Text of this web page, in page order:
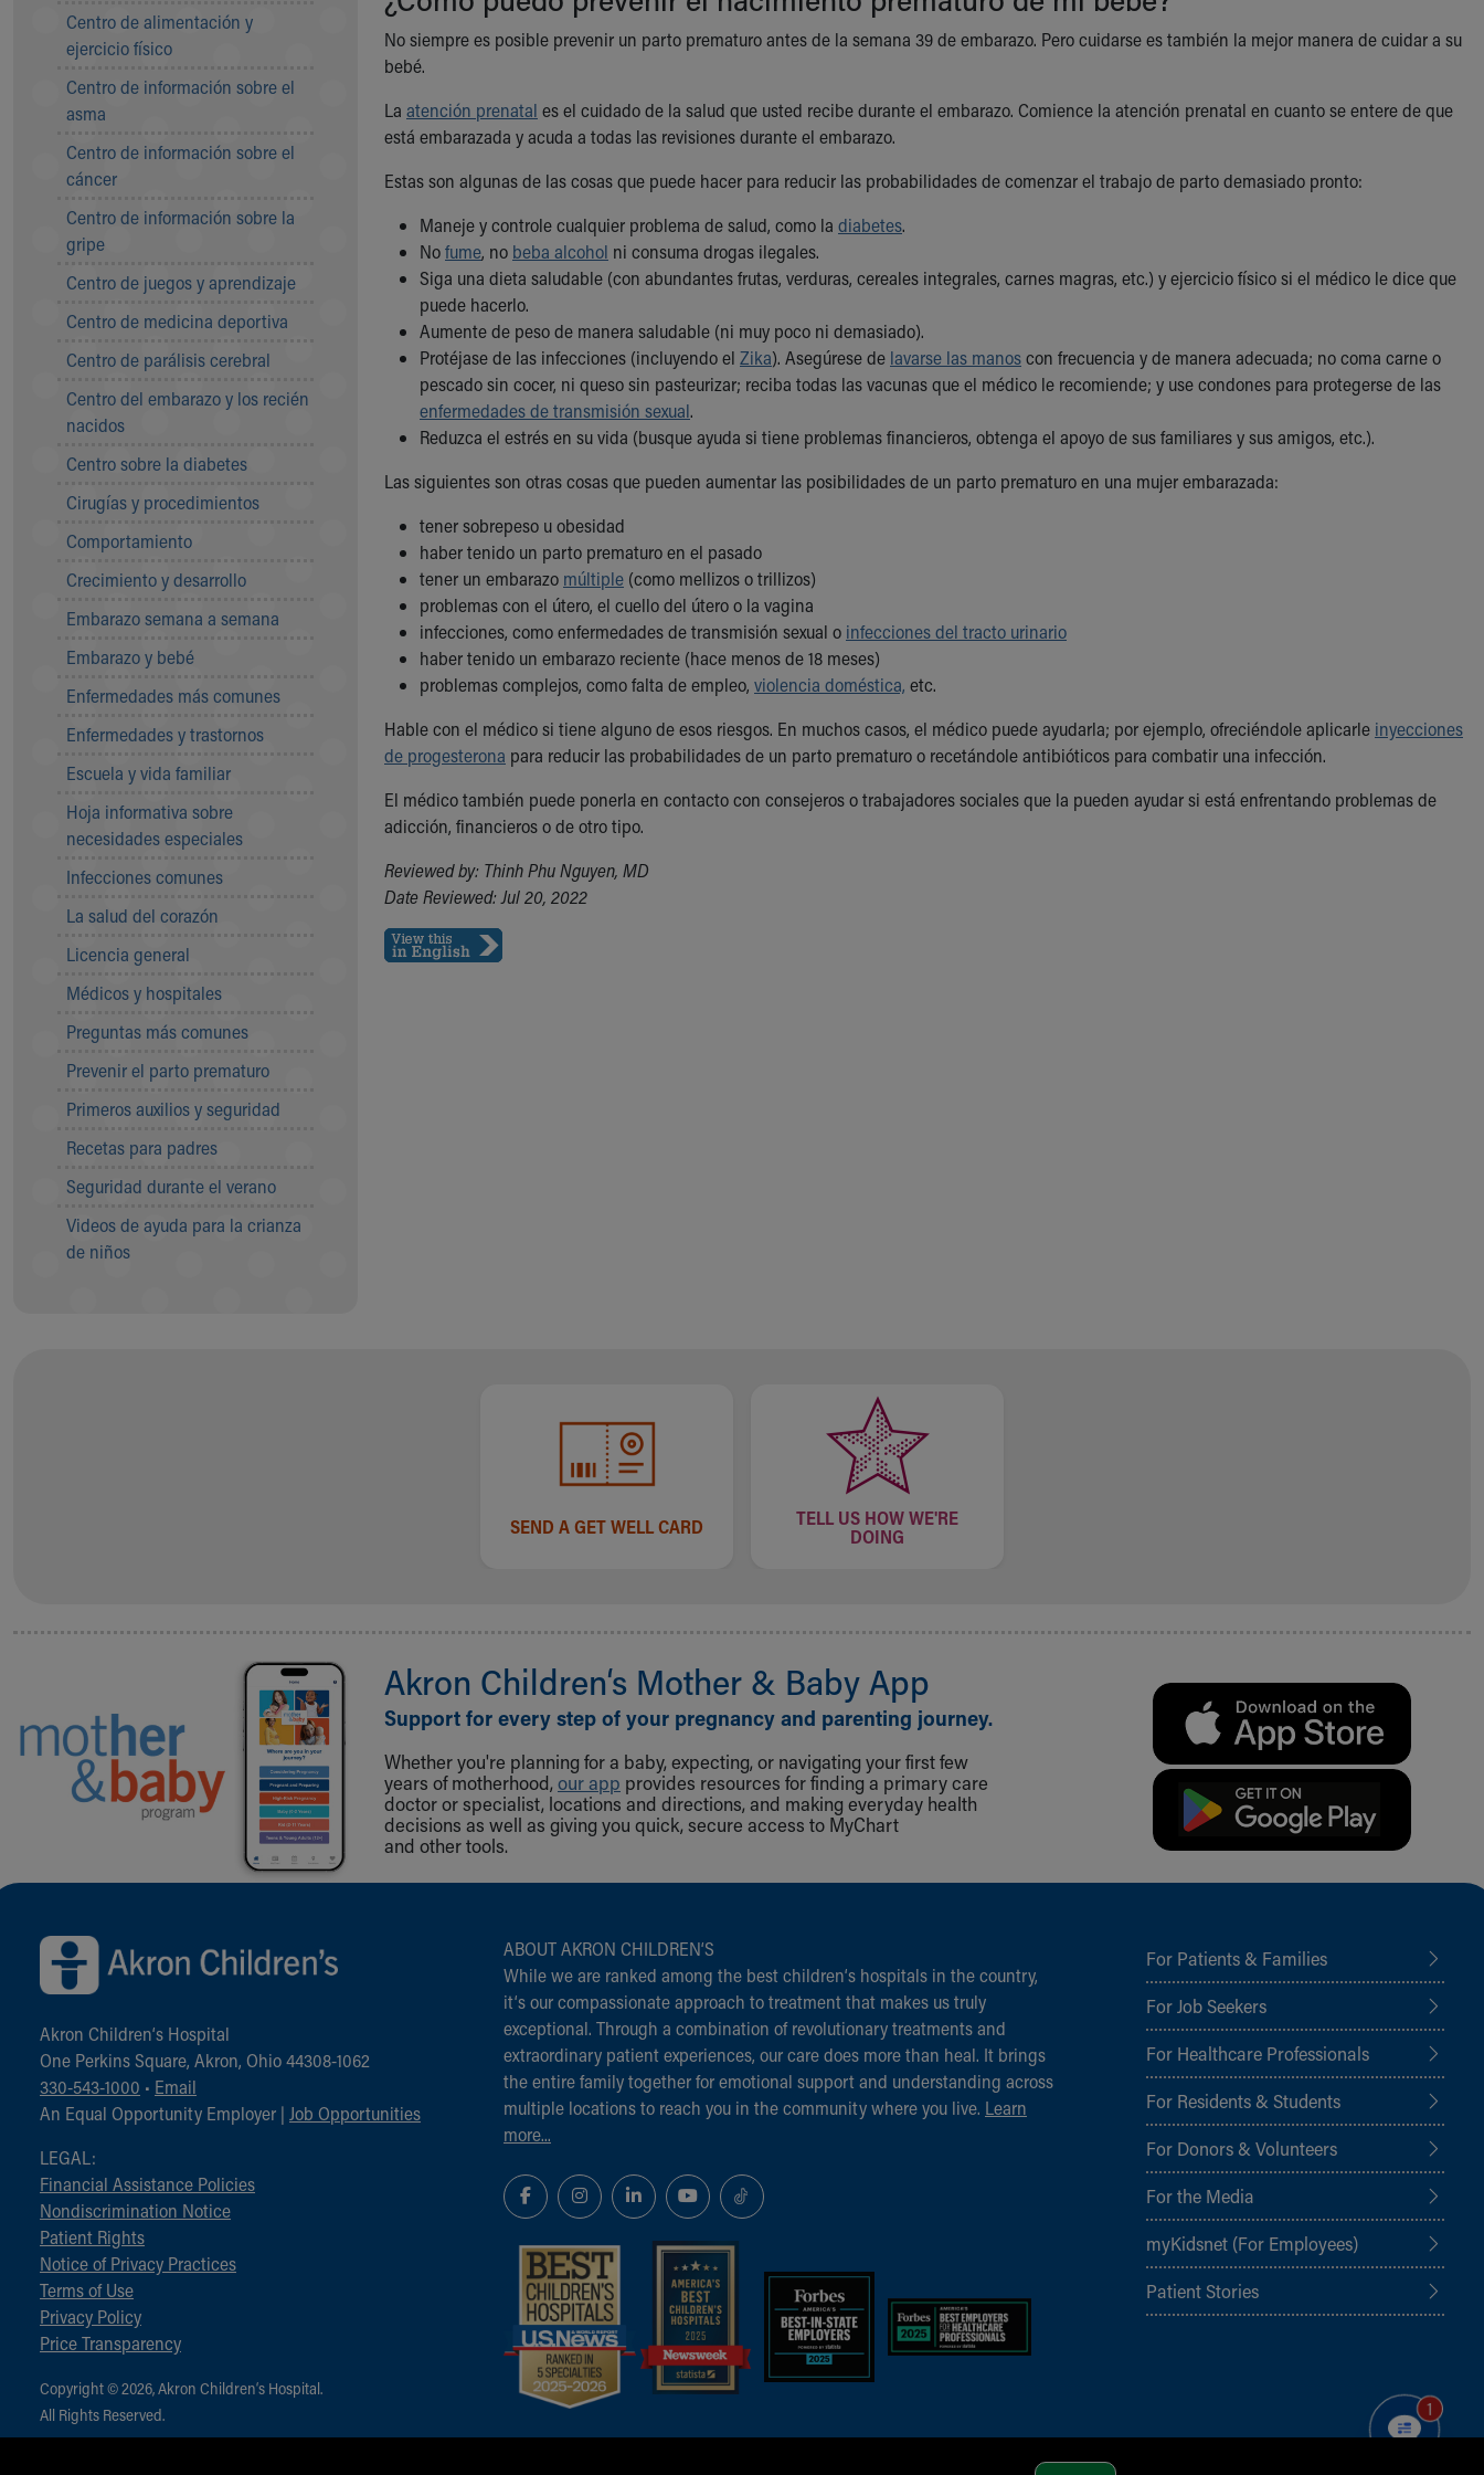
Symptom Checker
Financial Services
Price Estimates
Family Supports
Sports Health Services Provider for Akron Zips
New Parents
Find a Pediatrics Location
MyChart
Make an Appointment
Breastfeeding Medicine
Safe Sleep for Babies
Safe Sleep
Who We Are
Building a Brighter Future
Our Mission, Vision, Promise
Community Mission
Connect With Us
Our Culture of Caring
Our Leadership
Quality and Patient Safety
Unity and Engagement
Women's Board
Our History
Cincinnati Children's
Your Visit
MyChart Telehealth Visits
Doggie Brigade
During Your Visit
Rest Accommodations
Visiting
Department of Public Safety
Health Info
Health Information
Healthy Info, Healthy Kids
Inside Children's Blog
KidsHealth Topics
Family Library
Educational Resources
Injury Prevention
Centro de alimentación y
ejercicio físico
Centro de información sobre el
asma
Centro de información sobre el
cáncer
Centro de información sobre la
gripe
Centro de juegos y aprendizaje
Centro de medicina deportiva
Centro de parálisis cerebral
Centro del embarazo y los recién
nacidos
Centro sobre la diabetes
Cirugías y procedimientos
Comportamiento
Crecimiento y desarrollo
Embarazo semana a semana
Embarazo y bebé
Enfermedades más comunes
Enfermedades y trastornos
Escuela y vida familiar
Hoja informativa sobre
necesidades especiales
Infecciones comunes
La salud del corazón
Licencia general
Médicos y hospitales
Preguntas más comunes
Prevenir el parto prematuro
Primeros auxilios y seguridad
Recetas para padres
Seguridad durante el verano
Videos de ayuda para la crianza
de niños
No siempre es posible prevenir un parto prematuro antes de la semana 39 de embarazo. Pero cuidarse es también la mejor manera de cuidar a su
bebé.
La atención prenatal es el cuidado de la salud que usted recibe durante el embarazo. Comience la atención prenatal en cuanto se entere de que
está embarazada y acuda a todas las revisiones durante el embarazo.
Estas son algunas de las cosas que puede hacer para reducir las probabilidades de comenzar el trabajo de parto demasiado pronto:
Maneje y controle cualquier problema de salud, como la diabetes.
Nofume, no beba alcohol ni consuma drogas ilegales.
Siga una dieta saludable (con abundantes frutas, verduras, cereales integrales, carnes magras, etc.) y ejercicio físico si el médico le dice que
puede hacerlo.
Aumente de peso de manera saludable (ni muy poco ni demasiado).
Protéjase de las infecciones (incluyendo el Zika). Asegúrese de lavarse las manoscon frecuencia y de manera adecuada; no coma carne o
pescado sin cocer, ni queso sin pasteurizar; reciba todas las vacunas que el médico le recomiende; y use condones para protegerse de las
enfermedades de transmisión sexual.
Reduzca el estrés en su vida (busque ayuda si tiene problemas financieros, obtenga el apoyo de sus familiares y sus amigos, etc.).
Las siguientes son otras cosas que pueden aumentar las posibilidades de un parto prematuro en una mujer embarazada:
tener sobrepeso u obesidad
haber tenido un parto prematuro en el pasado
tener un embarazo múltiple (como mellizos o trillizos)
problemas con el útero, el cuello del útero o la vagina
infecciones, como enfermedades de transmisión sexual o infecciones del tracto urinario
haber tenido un embarazo reciente (hace menos de 18 meses)
problemas complejos, como falta de empleo, violencia doméstica, etc.
Hable con el médico si tiene alguno de esos riesgos. En muchos casos, el médico puede ayudarla; por ejemplo, ofreciéndole aplicarle inyecciones
de progesterona para reducir las probabilidades de un parto prematuro o recetándole antibióticos para combatir una infección.
El médico también puede ponerla en contacto con consejeros o trabajadores sociales que la pueden ayudar si está enfrentando problemas de
adicción, financieros o de otro tipo.
Reviewed by: Thinh Phu Nguyen, MD
Date Reviewed: Jul 20, 2022
SEND A GET WELL CARD
TELL US HOW WE'RE
DOING
Akron Children‘s Mother & Baby App
Support for every step of your pregnancy and parenting journey.
Whether you're planning for a baby, expecting, or navigating your first few
years of motherhood, our app provides resources for finding a primary care
doctor or specialist, locations and directions, and making everyday health
decisions as well as giving you quick, secure access to MyChart
and other tools.
Back to top of page
Akron Children‘s Hospital
One Perkins Square, Akron, Ohio 44308-1062
330-543-1000 • Email
An Equal Opportunity Employer | Job Opportunities
LEGAL:
Financial Assistance Policies
Nondiscrimination Notice
Patient Rights
Notice of Privacy Practices
Terms of Use
Privacy Policy
Price Transparency
Copyright © 2026, Akron Children‘s Hospital.
All Rights Reserved.
ABOUT AKRON CHILDREN‘S
While we are ranked among the best children‘s hospitals in the country,
it‘s our compassionate approach to treatment that makes us truly
exceptional. Through a combination of revolutionary treatments and
extraordinary patient experiences, our care does more than heal. It brings
the entire family together for emotional support and understanding across
multiple locations to reach you in the community where you live. Learn
more...
For Patients & Families
For Job Seekers
For Healthcare Professionals
For Residents & Students
For Donors & Volunteers
For the Media
myKidsnet (For Employees)
Patient Stories
1